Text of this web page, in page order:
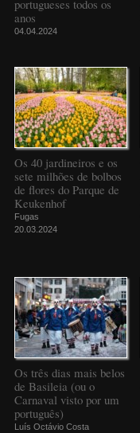
portugueses todos os
anos
04.04.2024
Os 40 jardineiros e os
sete milhões de bolbos
de flores do Parque de
Keukenhof
Fugas
20.03.2024
Os três dias mais belos
de Basileia (ou o
Carnaval visto por um
português)
Luís Octávio Costa